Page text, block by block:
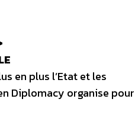
en plus l’Etat et les
Diplomacy organise pour